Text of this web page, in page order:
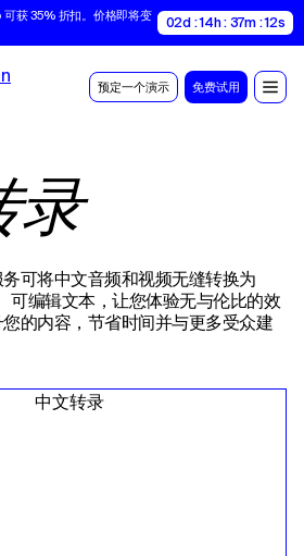
获 35% 折扣。价格即将变
02d : 14h : 37m : 11s
预定一个演示 免费试用
录
可将中文音频和视频无缝转换为
编辑文本，让您体验无与伦比的效
的内容，节省时间并与更多受众建